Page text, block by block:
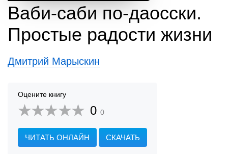
Ваби-саби по-даосски.
Простые радости жизни
Дмитрий Марыскин
Оцените книгу
0 0
ЧИТАТЬ ОНЛАЙН СКАЧАТЬ